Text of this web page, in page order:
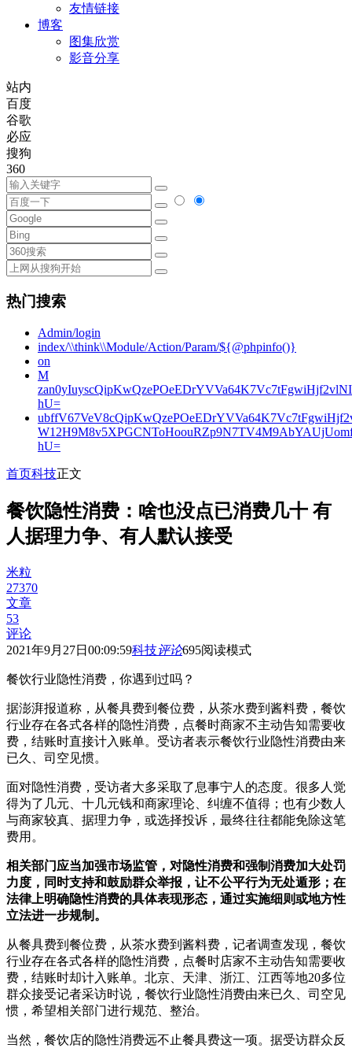
友情链接
博客
图集欣赏
影音分享
站内
百度
谷歌
必应
搜狗
360
热门搜索
Admin/login
index/\\think\\Module/Action/Param/${@phpinfo()}
on
M
hU=
hU=
首页科技正文
餐饮隐性消费：啥也没点已消费几十 有
人据理力争、有人默认接受
米粒
27370
文章
53
评论
2021年9月27日00:09:59科技评论695阅读模式
餐饮行业隐性消费，你遇到过吗？
据澎湃报道称，从餐具费到餐位费，从茶水费到酱料费，餐饮
行业存在各式各样的隐性消费，点餐时商家不主动告知需要收
费，结账时直接计入账单。受访者表示餐饮行业隐性消费由来
已久、司空见惯。
面对隐性消费，受访者大多采取了息事宁人的态度。很多人觉
得为了几元、十几元钱和商家理论、纠缠不值得；也有少数人
与商家较真、据理力争，或选择投诉，最终往往都能免除这笔
费用。
相关部门应当加强市场监管，对隐性消费和强制消费加大处罚
力度，同时支持和鼓励群众举报，让不公平行为无处遁形；在
法律上明确隐性消费的具体表现形态，通过实施细则或地方性
立法进一步规制。
从餐具费到餐位费，从茶水费到酱料费，记者调查发现，餐饮
行业存在各式各样的隐性消费，点餐时店家不主动告知需要收
费，结账时却计入账单。北京、天津、浙江、江西等地20多位
群众接受记者采访时说，餐饮行业隐性消费由来已久、司空见
惯，希望相关部门进行规范、整治。
当然，餐饮店的隐性消费远不止餐具费这一项。据受访群众反